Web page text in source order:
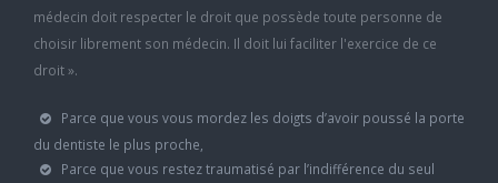
médecin doit respecter le droit que possède toute personne de
choisir librement son médecin. Il doit lui faciliter l'exercice de ce
droit ».
Parce que vous vous mordez les doigts d’avoir poussé la porte
du dentiste le plus proche,
Parce que vous restez traumatisé par l’indifférence du seul